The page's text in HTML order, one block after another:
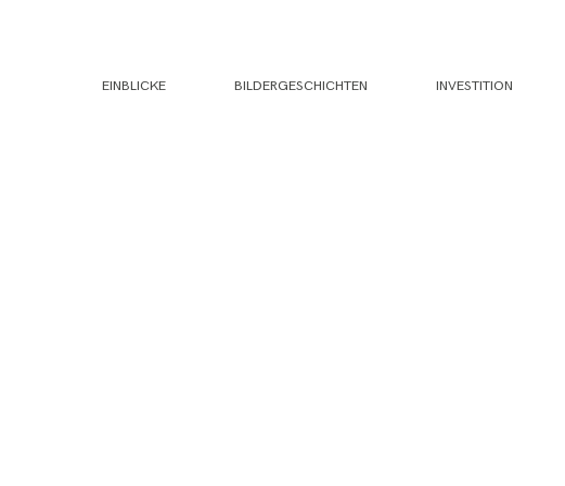
EINBLICKE BILDERGESCHICHTEN INVESTITION